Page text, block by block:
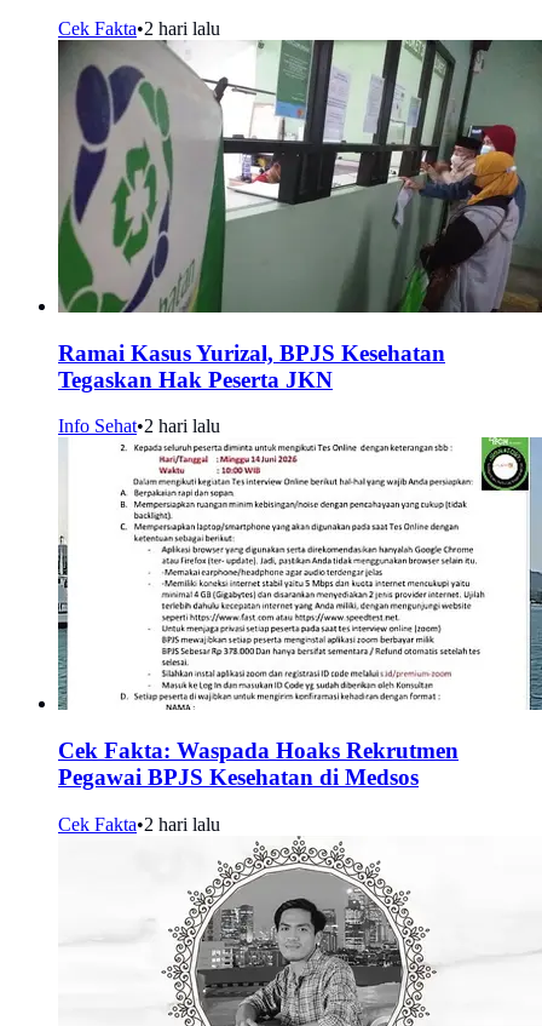
Cek Fakta•2 hari lalu
Ramai Kasus Yurizal, BPJS Kesehatan
Tegaskan Hak Peserta JKN
Info Sehat•2 hari lalu
Cek Fakta: Waspada Hoaks Rekrutmen
Pegawai BPJS Kesehatan di Medsos
Cek Fakta•2 hari lalu